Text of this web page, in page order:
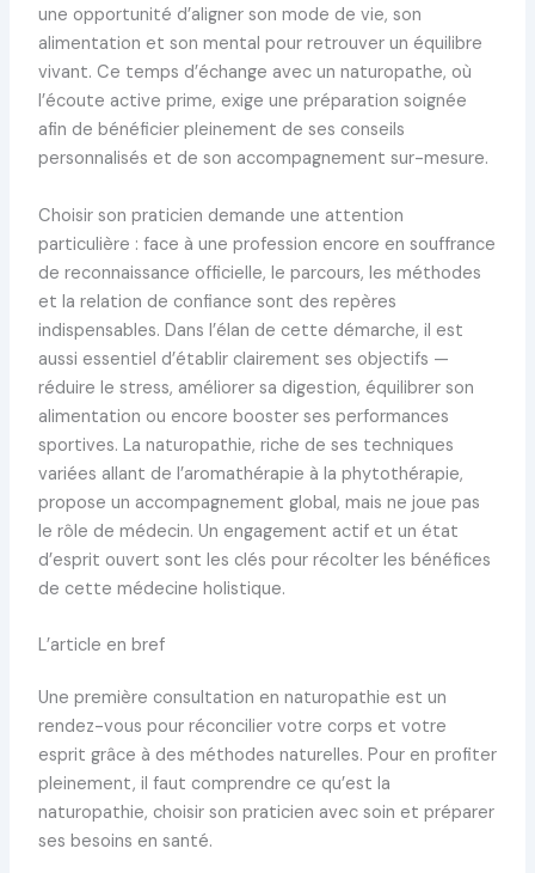
une opportunité d’aligner son mode de vie, son
alimentation et son mental pour retrouver un équilibre
vivant. Ce temps d’échange avec un naturopathe, où
l’écoute active prime, exige une préparation soignée
afin de bénéficier pleinement de ses conseils
personnalisés et de son accompagnement sur-mesure.
Choisir son praticien demande une attention
particulière : face à une profession encore en souffrance
de reconnaissance officielle, le parcours, les méthodes
et la relation de confiance sont des repères
indispensables. Dans l’élan de cette démarche, il est
aussi essentiel d’établir clairement ses objectifs —
réduire le stress, améliorer sa digestion, équilibrer son
alimentation ou encore booster ses performances
sportives. La naturopathie, riche de ses techniques
variées allant de l’aromathérapie à la phytothérapie,
propose un accompagnement global, mais ne joue pas
le rôle de médecin. Un engagement actif et un état
d’esprit ouvert sont les clés pour récolter les bénéfices
de cette médecine holistique.
L’article en bref
Une première consultation en naturopathie est un
rendez-vous pour réconcilier votre corps et votre
esprit grâce à des méthodes naturelles. Pour en profiter
pleinement, il faut comprendre ce qu’est la
naturopathie, choisir son praticien avec soin et préparer
ses besoins en santé.